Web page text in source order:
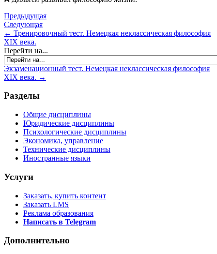
Предыдущая
Следующая
← Тренировочный тест. Немецкая неклассическая философия
XIX века.
Перейти на...
Экзаменационный тест. Немецкая неклассическая философия
XIX века. →
Разделы
Общие дисциплины
Юридические дисциплины
Психологические дисциплины
Экономика, управление
Технические дисциплины
Иностранные языки
Услуги
Заказать, купить контент
Заказать LMS
Реклама образования
Написать в Telegram
Дополнительно